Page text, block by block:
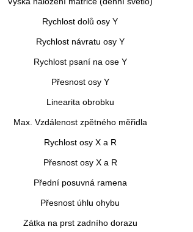
Rychlost dolů osy Y
Rychlost návratu osy Y
Rychlost psaní na ose Y
Přesnost osy Y
Linearita obrobku
Max. Vzdálenost zpětného měřidla
Rychlost osy X a R
Přesnost osy X a R
Přední posuvná ramena
Přesnost úhlu ohybu
Zátka na prst zadního dorazu